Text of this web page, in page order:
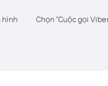
hình
Chọn "Cuộc gọi